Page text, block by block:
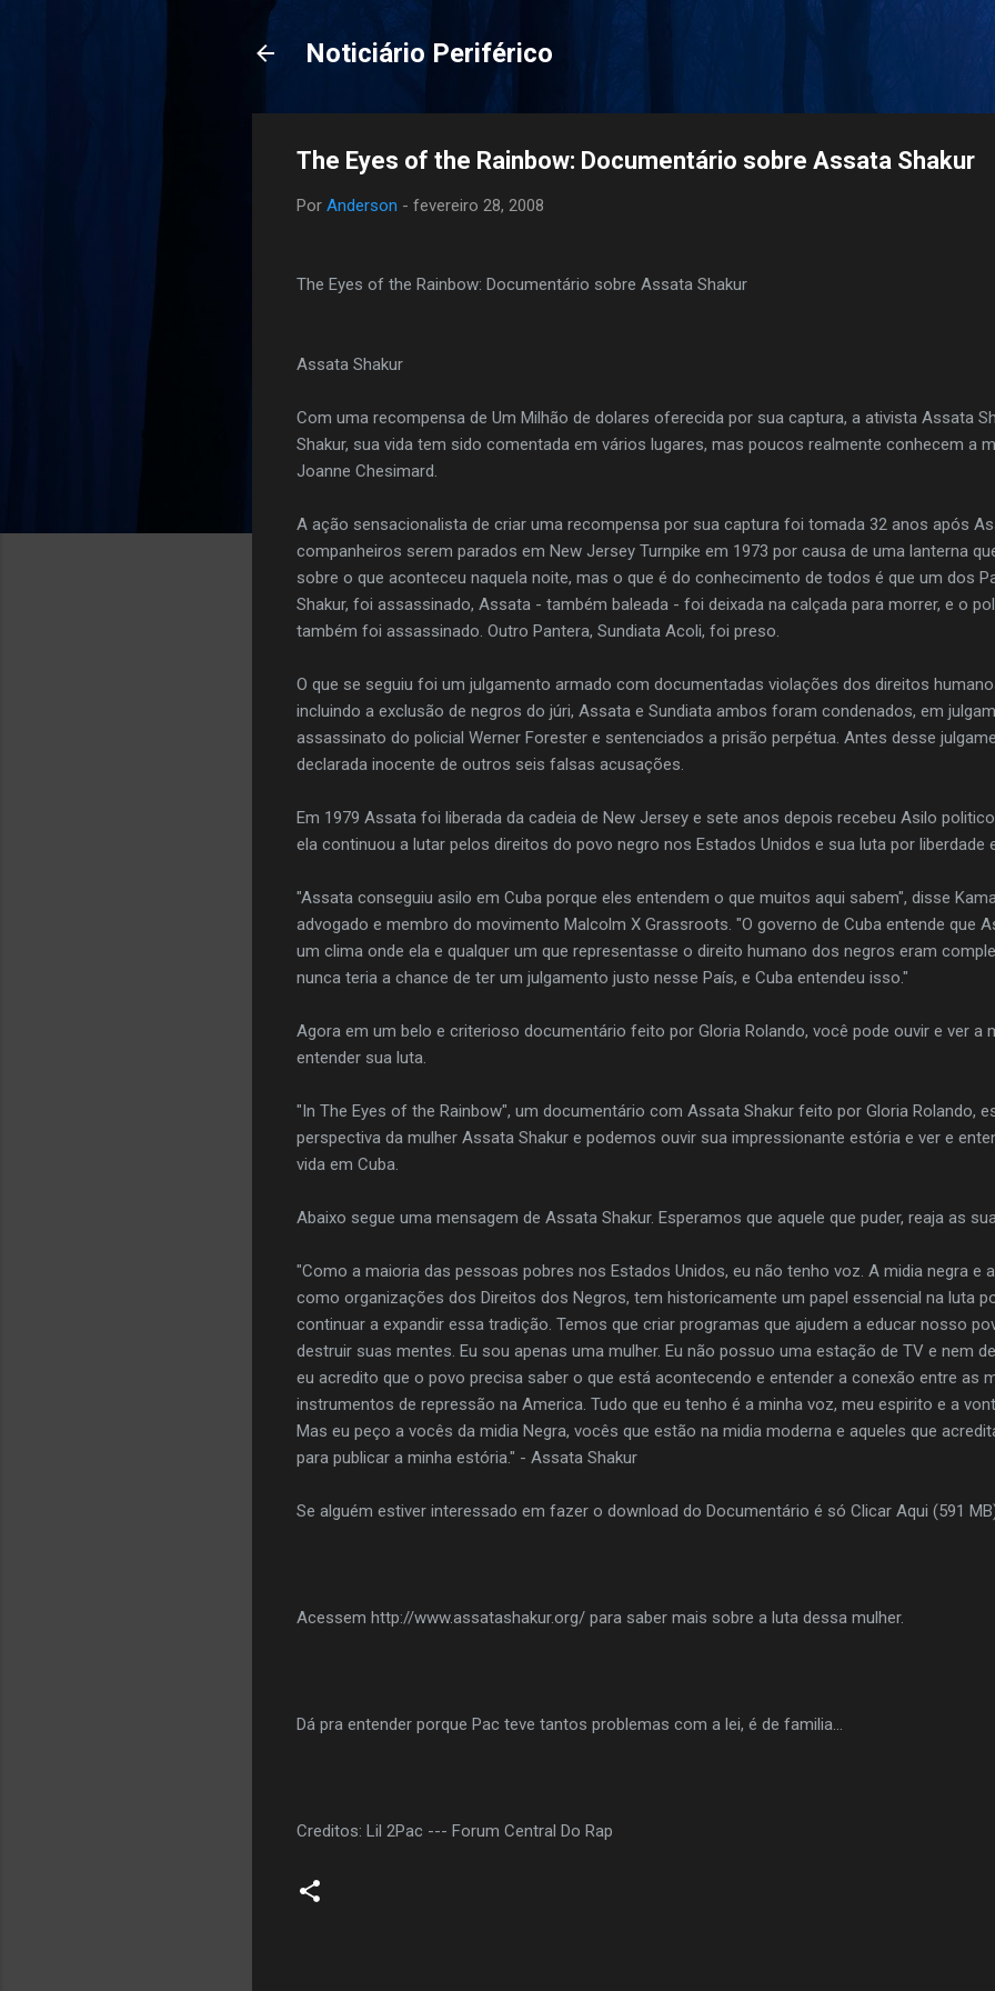
Noticiário Periférico
The Eyes of the Rainbow: Documentário sobre Assata Shakur
Por Anderson - fevereiro 28, 2008
The Eyes of the Rainbow: Documentário sobre Assata Shakur
Assata Shakur
Com uma recompensa de Um Milhão de dolares oferecida por sua captura, a ativista Assata
Shakur, sua vida tem sido comentada em vários lugares, mas poucos realmente conhecem a
Joanne Chesimard.
A ação sensacionalista de criar uma recompensa por sua captura foi tomada 32 anos após
companheiros serem parados em New Jersey Turnpike em 1973 por causa de uma lanterna
sobre o que aconteceu naquela noite, mas o que é do conhecimento de todos é que um dos
Shakur, foi assassinado, Assata - também baleada - foi deixada na calçada para morrer, e o
também foi assassinado. Outro Pantera, Sundiata Acoli, foi preso.
O que se seguiu foi um julgamento armado com documentadas violações dos direitos
incluindo a exclusão de negros do júri, Assata e Sundiata ambos foram condenados, em
assassinato do policial Werner Forester e sentenciados a prisão perpétua. Antes desse
declarada inocente de outros seis falsas acusações.
Em 1979 Assata foi liberada da cadeia de New Jersey e sete anos depois recebeu Asilo
ela continuou a lutar pelos direitos do povo negro nos Estados Unidos e sua luta por liberdade
"Assata conseguiu asilo em Cuba porque eles entendem o que muitos aqui sabem", disse
advogado e membro do movimento Malcolm X Grassroots. "O governo de Cuba entende que
um clima onde ela e qualquer um que representasse o direito humano dos negros eram
nunca teria a chance de ter um julgamento justo nesse País, e Cuba entendeu isso."
Agora em um belo e criterioso documentário feito por Gloria Rolando, você pode ouvir e ver a
entender sua luta.
"In The Eyes of the Rainbow", um documentário com Assata Shakur feito por Gloria Rolando,
perspectiva da mulher Assata Shakur e podemos ouvir sua impressionante estória e ver e
vida em Cuba.
Abaixo segue uma mensagem de Assata Shakur. Esperamos que aquele que puder, reaja as
"Como a maioria das pessoas pobres nos Estados Unidos, eu não tenho voz. A midia negra e
como organizações dos Direitos dos Negros, tem historicamente um papel essencial na luta
continuar a expandir essa tradição. Temos que criar programas que ajudem a educar nosso
destruir suas mentes. Eu sou apenas uma mulher. Eu não possuo uma estação de TV e nem
eu acredito que o povo precisa saber o que está acontecendo e entender a conexão entre as
instrumentos de repressão na America. Tudo que eu tenho é a minha voz, meu espirito e a
Mas eu peço a vocês da midia Negra, vocês que estão na midia moderna e aqueles que
para publicar a minha estória." - Assata Shakur
Se alguém estiver interessado em fazer o download do Documentário é só Clicar Aqui (591
Acessem http://www.assatashakur.org/ para saber mais sobre a luta dessa mulher.
Dá pra entender porque Pac teve tantos problemas com a lei, é de familia...
Creditos: Lil 2Pac --- Forum Central Do Rap